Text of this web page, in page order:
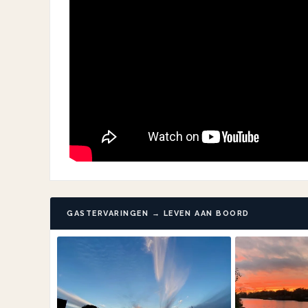
GASTERVARINGEN → LEVEN AAN BOORD